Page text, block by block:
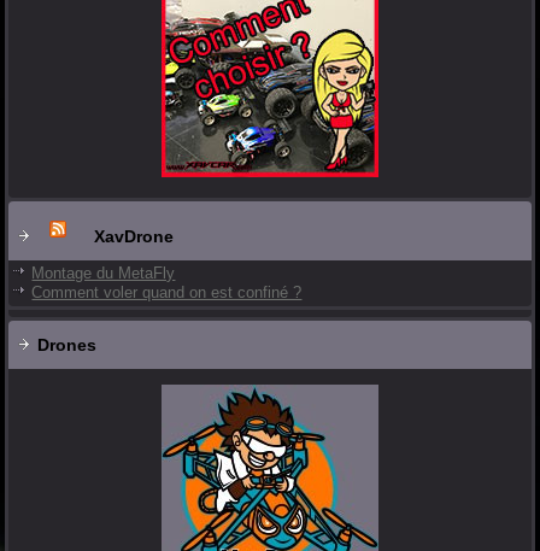
XavDrone
Montage du MetaFly
Comment voler quand on est confiné ?
Drones